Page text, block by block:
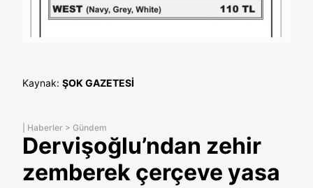
Kaynak: ŞOK GAZETESİ
Haberler > Gündem
Dervişoğlu’ndan zehir
zemberek çerçeve yasa